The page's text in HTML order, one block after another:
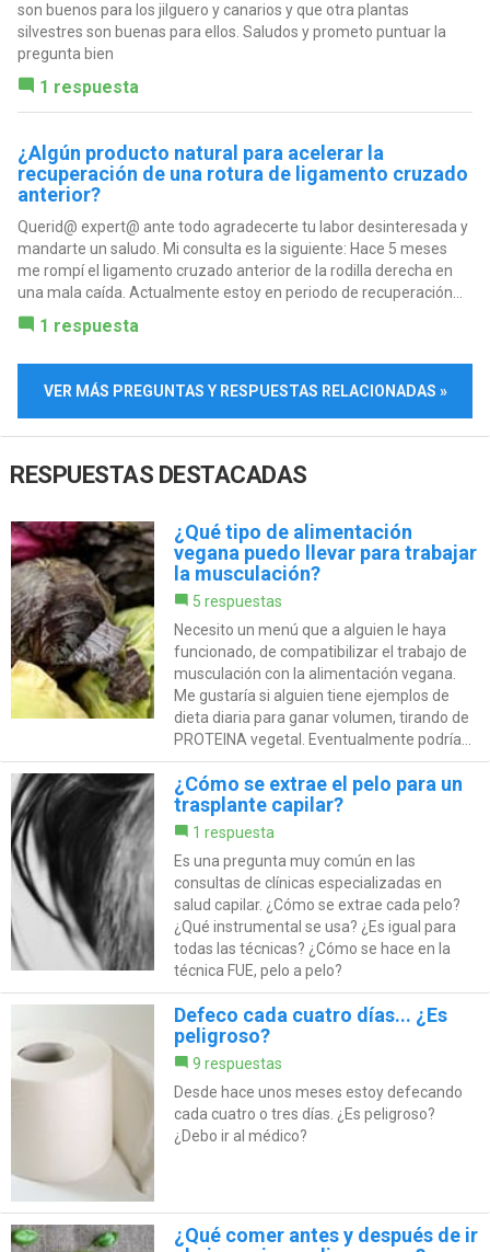
son buenos para los jilguero y canarios y que otra plantas
silvestres son buenas para ellos. Saludos y prometo puntuar la
pregunta bien
1 respuesta
¿Algún producto natural para acelerar la
recuperación de una rotura de ligamento cruzado
anterior?
Querid@ expert@ ante todo agradecerte tu labor desinteresada y
mandarte un saludo. Mi consulta es la siguiente: Hace 5 meses
me rompí el ligamento cruzado anterior de la rodilla derecha en
una mala caída. Actualmente estoy en periodo de recuperación...
1 respuesta
VER MÁS PREGUNTAS Y RESPUESTAS RELACIONADAS »
RESPUESTAS DESTACADAS
¿Qué tipo de alimentación
vegana puedo llevar para trabajar
la musculación?
5 respuestas
Necesito un menú que a alguien le haya
funcionado, de compatibilizar el trabajo de
musculación con la alimentación vegana.
Me gustaría si alguien tiene ejemplos de
dieta diaria para ganar volumen, tirando de
PROTEINA vegetal. Eventualmente podría...
¿Cómo se extrae el pelo para un
trasplante capilar?
1 respuesta
Es una pregunta muy común en las
consultas de clínicas especializadas en
salud capilar. ¿Cómo se extrae cada pelo?
¿Qué instrumental se usa? ¿Es igual para
todas las técnicas? ¿Cómo se hace en la
técnica FUE, pelo a pelo?
Defeco cada cuatro días... ¿Es
peligroso?
9 respuestas
Desde hace unos meses estoy defecando
cada cuatro o tres días. ¿Es peligroso?
¿Debo ir al médico?
¿Qué comer antes y después de ir